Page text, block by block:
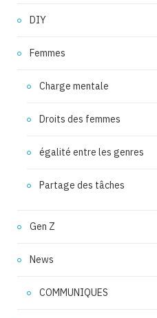
DIY
Femmes
Charge mentale
Droits des femmes
égalité entre les genres
Partage des tâches
Gen Z
News
COMMUNIQUES